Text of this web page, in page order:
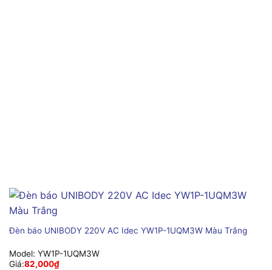
Đèn báo UNIBODY 220V AC Idec YW1P-1UQM3W Màu Trắng
Model: YW1P-1UQM3W
Giá:82,000₫